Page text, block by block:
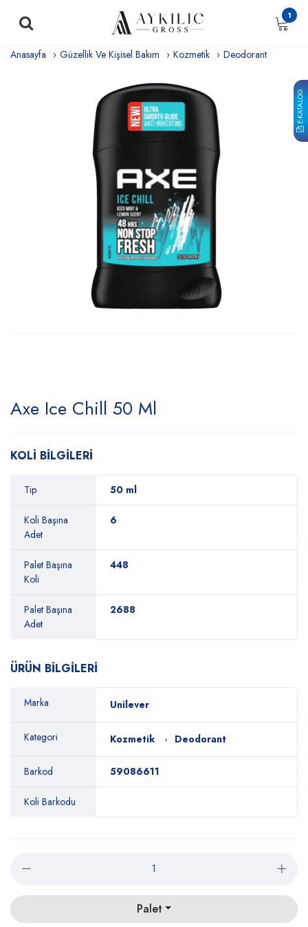
E-KATALOG
1
Anasayfa Güzellik Ve Kişisel Bakım Kozmetik Deodorant
Axe Ice Chill 50 Ml
KOLİ BİLGİLERİ
Tip 50 ml
Koli Başına
Adet
6
Palet Başına
Koli
448
Palet Başına
Adet
2688
ÜRÜN BİLGİLERİ
Marka Unilever
Kategori Kozmetik Deodorant
Barkod 59086611
Koli Barkodu
Palet